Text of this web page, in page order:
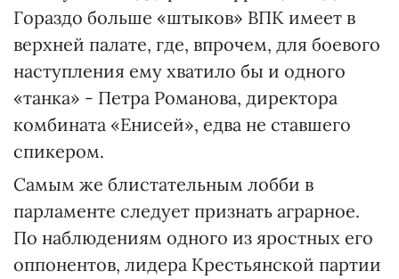
Гораздо больше «штыков» ВПК имеет в
верхней палате, где, впрочем, для боевого
наступления ему хватило бы и одного
«танка» - Петра Романова, директора
комбината «Енисей», едва не ставшего
спикером.
Самым же блистательным лобби в
парламенте следует признать аграрное.
По наблюдениям одного из яростных его
оппонентов, лидера Крестьянской партии